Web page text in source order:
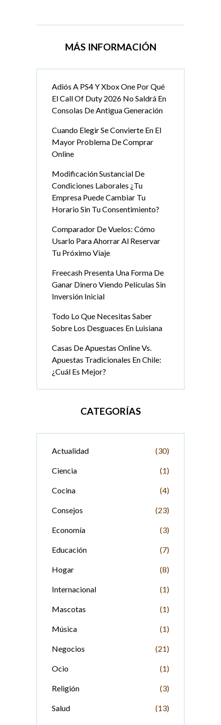
MÁS INFORMACIÓN
Adiós A PS4 Y Xbox One Por Qué
El Call Of Duty 2026 No Saldrá En
Consolas De Antigua Generación
Cuando Elegir Se Convierte En El
Mayor Problema De Comprar
Online
Modificación Sustancial De
Condiciones Laborales ¿Tu
Empresa Puede Cambiar Tu
Horario Sin Tu Consentimiento?
Comparador De Vuelos: Cómo
Usarlo Para Ahorrar Al Reservar
Tu Próximo Viaje
Freecash Presenta Una Forma De
Ganar Dinero Viendo Películas Sin
Inversión Inicial
Todo Lo Que Necesitas Saber
Sobre Los Desguaces En Luisiana
Casas De Apuestas Online Vs.
Apuestas Tradicionales En Chile:
¿Cuál Es Mejor?
CATEGORÍAS
Actualidad (30)
Ciencia (1)
Cocina (4)
Consejos (23)
Economía (3)
Educación (7)
Hogar (8)
Internacional (1)
Mascotas (1)
Música (1)
Negocios (21)
Ocio (1)
Religión (3)
Salud (13)